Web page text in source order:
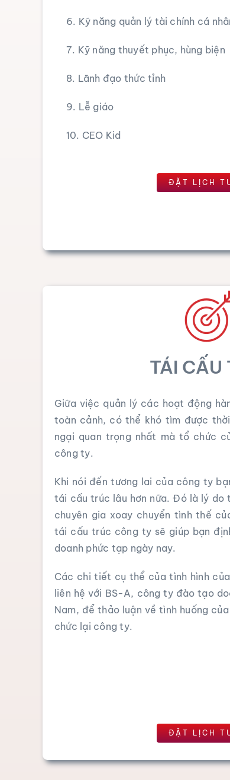
6. Kỹ năng quản lý tài chính cá
7. Kỹ năng thuyết phục, hùng biện
8. Lãnh đạo thức tỉnh
9. Lễ giáo
10. CEO Kid
ĐẶT LỊCH
TÁI CẤU
Giữa việc quản lý các hoạt động
toàn cảnh, có thể khó tìm được
ngại quan trọng nhất mà tổ chức
công ty.
Khi nói đến tương lai của công ty
tái cấu trúc lâu hơn nữa. Đó là lý do
chuyên gia xoay chuyển tình thế
tái cấu trúc công ty sẽ giúp bạn
doanh phức tạp ngày nay.
Các chi tiết cụ thể của tình hình
liên hệ với BS-A, công ty đào tạo
Nam, để thảo luận về tình huống
chức lại công ty.
ĐẶT LỊCH